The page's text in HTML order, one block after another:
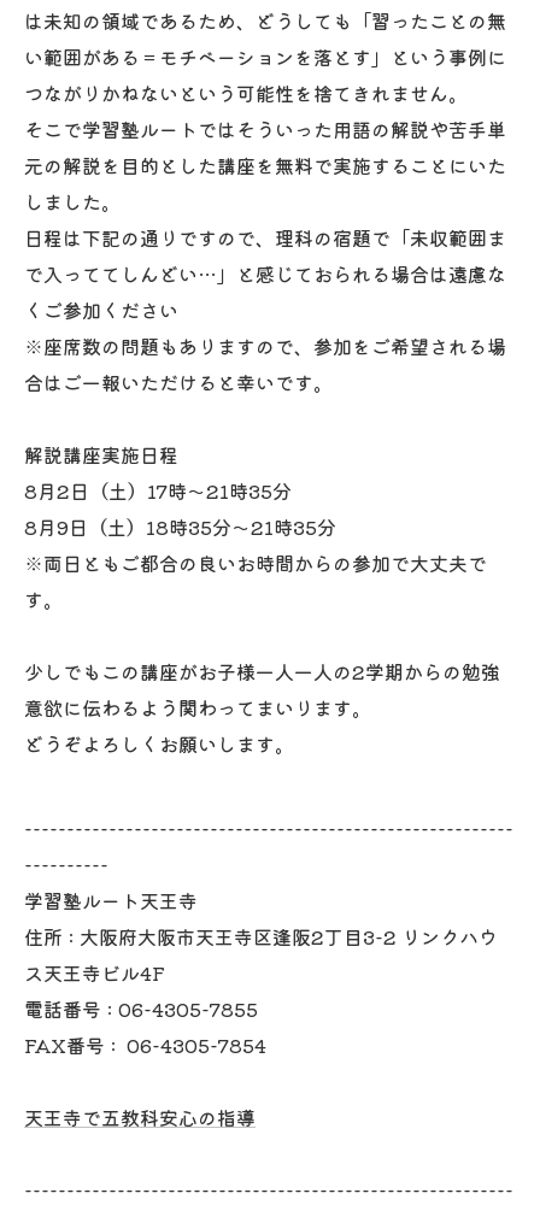
は未知の領域であるため、どうしても「習ったことの無
い範囲がある＝モチベーションを落とす」という事例に
つながりかねないという可能性を捨てきれません。
そこで学習塾ルートではそういった用語の解説や苦手単
元の解説を目的とした講座を無料で実施することにいた
しました。
日程は下記の通りですので、理科の宿題で「未収範囲ま
で入っててしんどい…」と感じておられる場合は遠慮な
くご参加ください
※座席数の問題もありますので、参加をご希望される場
合はご一報いただけると幸いです。
解説講座実施日程
8月2日（土）17時～21時35分
8月9日（土）18時35分～21時35分
※両日ともご都合の良いお時間からの参加で大丈夫で
す。
少しでもこの講座がお子様一人一人の2学期からの勉強
意欲に伝わるよう関わってまいります。
どうぞよろしくお願いします。
----------------------------------------------------------
----------
学習塾ルート天王寺
住所 : 大阪府大阪市天王寺区逢阪2丁目3-2 リンクハウ
ス天王寺ビル4F
電話番号 : 06-4305-7855
FAX番号 : 06-4305-7854
天王寺で五教科安心の指導
----------------------------------------------------------